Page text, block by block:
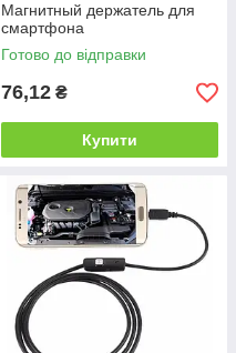
Магнитный держатель для
смартфона
Готово до відправки
76,12 ₴
Купити